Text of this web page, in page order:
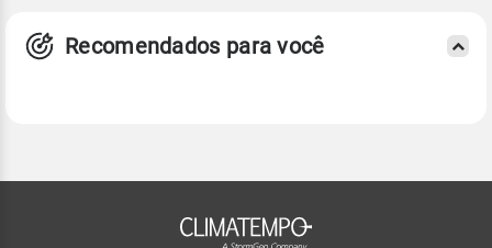
Recomendados para você